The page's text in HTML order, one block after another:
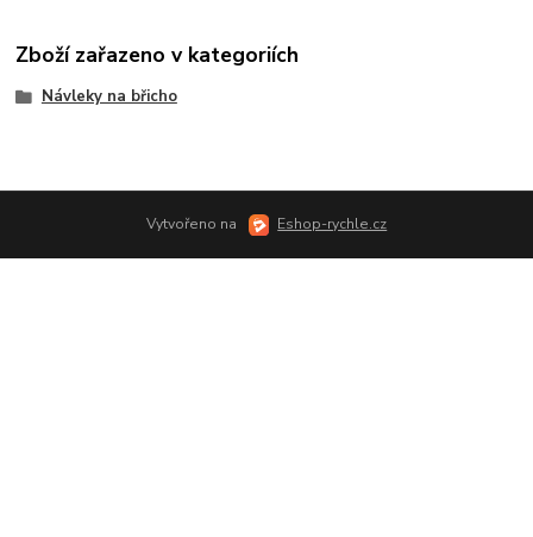
Zboží zařazeno v kategoriích
Návleky na břicho
Vytvořeno na Eshop-rychle.cz